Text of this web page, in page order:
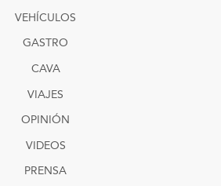
VEHÍCULOS
GASTRO
CAVA
VIAJES
OPINIÓN
VIDEOS
PRENSA